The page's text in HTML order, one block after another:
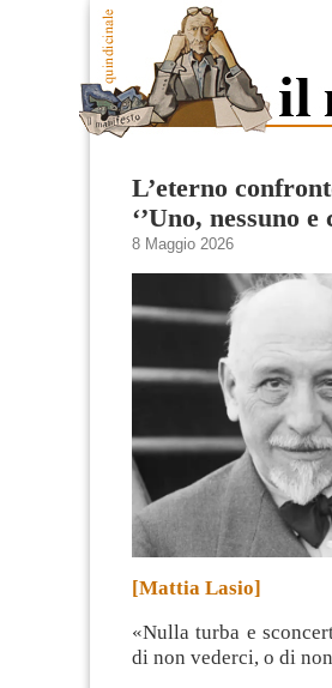
L’eterno
‘’Uno, nessuno
8 Maggio 2026
[Mattia Lasio]
«Nulla turba e
di non vederci, o di